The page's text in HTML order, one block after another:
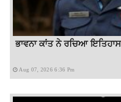
ਭਾਵਨਾ ਕਾਂਤ ਨੇ ਰਚਿਆ
Aug 07, 2026 6:36 Pm